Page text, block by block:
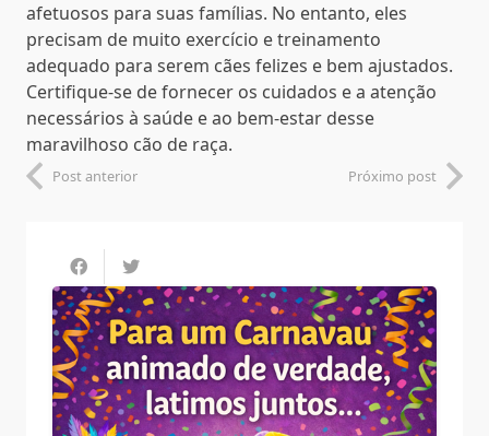
afetuosos para suas famílias. No entanto, eles
precisam de muito exercício e treinamento
adequado para serem cães felizes e bem ajustados.
Certifique-se de fornecer os cuidados e a atenção
necessários à saúde e ao bem-estar desse
maravilhoso cão de raça.
Post anterior Próximo post